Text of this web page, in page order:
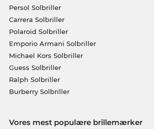
Persol Solbriller
Carrera Solbriller
Polaroid Solbriller
Emporio Armani Solbriller
Michael Kors Solbriller
Guess Solbriller
Ralph Solbriller
Burberry Solbriller
Vores mest populære brillemærker